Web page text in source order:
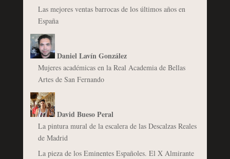
Las mejores ventas barrocas de los últimos años en
España
Daniel Lavín González
Mujeres académicas en la Real Academia de Bellas
Artes de San Fernando
David Bueso Peral
La pintura mural de la escalera de las Descalzas Reales
de Madrid
La pieza de los Eminentes Españoles. El X Almirante